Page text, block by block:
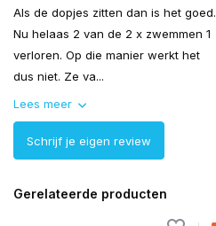
Als de dopjes zitten dan is het goed.
Nu helaas 2 van de 2 x zwemmen 1
verloren. Op die manier werkt het
dus niet. Ze va...
Lees meer
Schrijf je eigen review
Gerelateerde producten